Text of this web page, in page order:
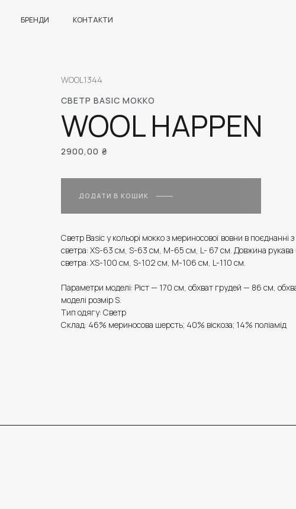
БРЕНДИ КОНТАКТИ
СВЕТР BASIC МОККО
WOOL HAPPEN
WOOL1344
2900,00 ₴
ДОДАТИ В КОШИК
Светр Basic у кольорі мокко з мериносової вовни в поєднанні
светра: XS-63 см, S-63 см, М-65 см, L- 67 см. Довжина
светра: XS-100 см, S-102 см, M-106 см, L-110 см.
Параметри моделі: Ріст — 170 см, обхват грудей — 86 см,
моделі розмір S.
Тип одягу: Светр
Склад: 46% мериносова шерсть; 40% віскоза; 14% поліамід